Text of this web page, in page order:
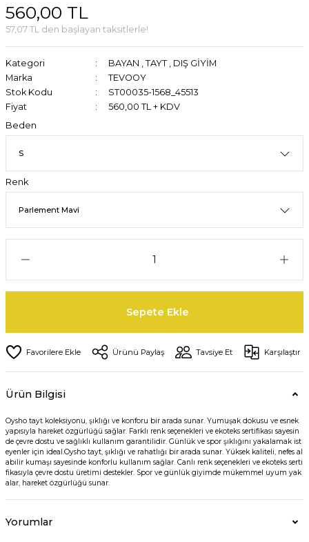
560,00 TL
57,07 TL den başlayan taksitlerle!
Kategori BAYAN , TAYT , DIŞ GİYİM
Marka
TEVOOY
Stok Kodu
ST00035-1568_45513
Fiyat
560,00 TL + KDV
Beden
Renk
Sepete Ekle
Ürünü Paylaş Tavsiye Et Karşılaştır
Ürün Bilgisi
Oysho tayt koleksiyonu, şıklığı ve konforu bir arada sunar. Yumuşak dokusu ve esnek
yapısıyla hareket özgürlüğü sağlar. Farklı renk seçenekleri ve ekoteks sertifikası sayesin
de çevre dostu ve sağlıklı kullanım garantilidir. Günlük ve spor şıklığını yakalamak ist
eyenler için ideal.Oysho tayt, şıklığı ve rahatlığı bir arada sunar. Yüksek kaliteli, nefes al
abilir kumaşı sayesinde konforlu kullanım sağlar. Canlı renk seçenekleri ve ekoteks serti
fikasıyla çevre dostu üretimi destekler. Spor ve günlük giyimde mükemmel uyum yak
alar, hareket özgürlüğü sunar.
Yorumlar